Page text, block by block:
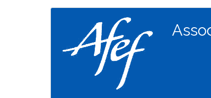
Navigation
principale